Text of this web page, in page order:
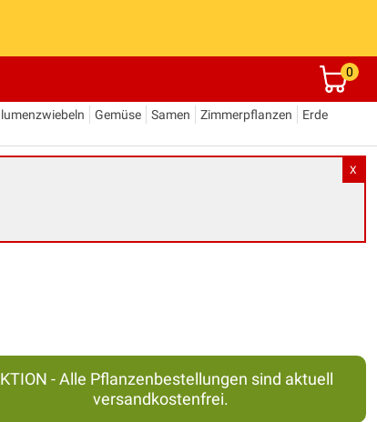
0
Gemüse Samen Zimmerpflanzen
Erde
X
- Alle Pflanzenbestellungen sind aktuell
versandkostenfrei.